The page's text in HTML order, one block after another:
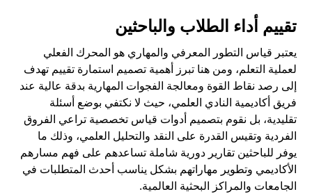
تقييم أداء الطلاب والباحثين
يعتبر قياس التطور المعرفي والمهاري هو المحرك الفعلي
لعملية التعلم، ومن هنا تبرز أهمية تصميم استمارة تقييم تهدف
إلى رصد نقاط القوة ومعالجة الفجوات المهارية بدقة عالية عند
فريق أكاديمية النادي العلمي، حيث لا نكتفي بوضع أسئلة
تقليدية، بل نقوم بتصميم أدوات قياس تخصصية تراعي الفروق
الفردية وتقيس القدرة على النقد والتحليل العلمي، وذلك ما
يوفر للباحثين تقارير دورية شاملة تساعدهم على فهم مسارهم
الأكاديمي وتطوير مهاراتهم بشكل يناسب أحدث المتطلبات في
الجامعات والمراكز البحثية العالمية.